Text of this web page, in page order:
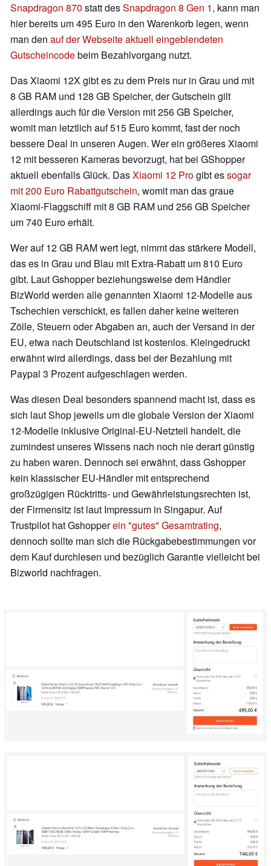
Snapdragon 870 statt desSnapdragon 8 Gen 1, kann man
hier bereits um 495 Euro in den Warenkorb legen, wenn
man den auf der Webseite aktuell eingeblendeten
Gutscheincodebeim Bezahlvorgang nutzt.
Das Xiaomi 12X gibt es zu dem Preis nur in Grau und mit
8 GB RAM und 128 GB Speicher, der Gutschein gilt
allerdings auch für die Version mit 256 GB Speicher,
womit man letztlich auf 515 Euro kommt, fast der noch
bessere Deal in unseren Augen. Wer ein größeres Xiaomi
12 mit besseren Kameras bevorzugt, hat bei GShopper
aktuell ebenfalls Glück. DasXiaomi 12 Progibt essogar
mit 200 Euro Rabattgutschein, womit man das graue
Xiaomi-Flaggschiff mit 8 GB RAM und 256 GB Speicher
um 740 Euro erhält.
Wer auf 12 GB RAM wert legt, nimmt das stärkere Modell,
das es in Grau und Blau mit Extra-Rabatt um 810 Euro
gibt. Laut Gshopper beziehungsweise dem Händler
BizWorld werden alle genannten Xiaomi 12-Modelle aus
Tschechien verschickt, es fallen daher keine weiteren
Zölle, Steuern oder Abgaben an, auch der Versand in der
EU, etwa nach Deutschland ist kostenlos. Kleingedruckt
erwähnt wird allerdings, dass bei der Bezahlung mit
Paypal 3 Prozent aufgeschlagen werden.
Was diesen Deal besonders spannend macht ist, dass es
sich laut Shop jeweils um die globale Version der Xiaomi
12-Modelle inklusive Original-EU-Netzteil handelt, die
zumindest unseres Wissens nach noch nie derart günstig
zu haben waren. Dennoch sei erwähnt, dass Gshopper
kein klassischer EU-Händler mit entsprechend
großzügigen Rücktritts- und Gewährleistungsrechten ist,
der Firmensitz ist laut Impressum in Singapur. Auf
Trustpilot hat Gshopperein "gutes" Gesamtrating,
dennoch sollte man sich die Rückgabebestimmungen vor
dem Kauf durchlesen und bezüglich Garantie vielleicht bei
Bizworld nachfragen.